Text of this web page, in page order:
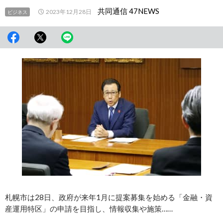
ビジネス 2023年12月28日 共同通信 47NEWS
札幌市は28日、政府が来年1月に提案募集を始める「金融・資
産運用特区」の申請を目指し、情報収集や施策……